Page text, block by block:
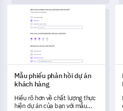
hàng, giúp bạn hiểu và nâng
cao chất lượng dịch vụ cũng
như trải nghiệm tổng thể.
Mẫu phiếu phản hồi dự án khách
Mẫu phiếu phản hồi dự án
khách hàng
Hiểu rõ hơn về chất lượng thực
hiện dự án của bạn với mẫu